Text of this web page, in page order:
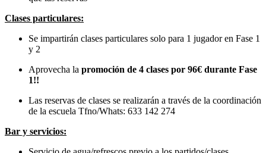
Clases particulares:
Se impartirán clases particulares solo para 1 jugador en Fase 1
y 2
Aprovecha la promoción de 4 clases por 96€ durante Fase
1!!
Las reservas de clases se realizarán a través de la coordinación
de la escuela Tfno/Whats: 633 142 274
Bar y servicios: